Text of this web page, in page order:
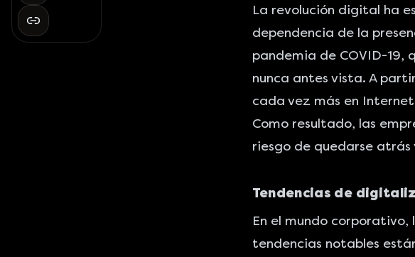
La revolución digital ha
dependencia de la
pandemia de COVID-19,
nunca antes vista. A
cada vez más en
Como resultado, las
riesgo de quedarse
Tendencias de
En el mundo
tendencias notables